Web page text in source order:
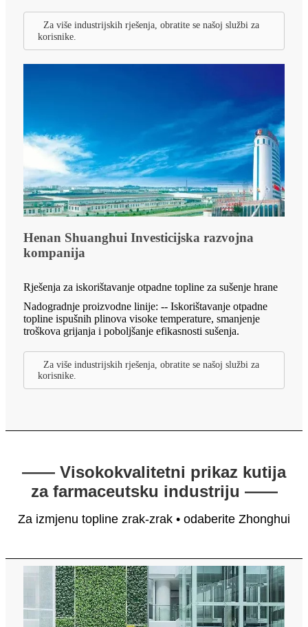
Za više industrijskih rješenja, obratite se našoj službi za
korisnike.
Henan Shuanghui Investicijska razvojna
kompanija
Rješenja za iskorištavanje otpadne topline za sušenje hrane
Nadogradnje proizvodne linije: -- Iskorištavanje otpadne
topline ispušnih plinova visoke temperature, smanjenje
troškova grijanja i poboljšanje efikasnosti sušenja.
Za više industrijskih rješenja, obratite se našoj službi za
korisnike.
—— Visokokvalitetni prikaz kutija
za farmaceutsku industriju ——
Za izmjenu topline zrak-zrak • odaberite Zhonghui